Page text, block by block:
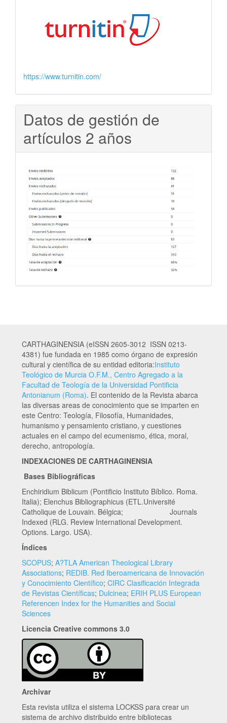
https://www.turnitin.com/
Datos de gestión de
artículos 2 años
CARTHAGINENSIA (eISSN 2605-3012 ISSN 0213-
4381) fue fundada en 1985 como órgano de expresión
cultural y científica de su entidad editoria:Instituto
Teológico de Murcia O.F.M., Centro Agregado a la
Facultad de Teología de la Universidad Pontificia
Antonianum (Roma). El contenido de la Revista abarca
las diversas areas de conocimiento que se imparten en
este Centro: Teología, Filosofía, Humanidades,
humanismo y pensamiento cristiano, y cuestiones
actuales en el campo del ecumenismo, ética, moral,
derecho, antropología.
INDEXACIONES DE CARTHAGINENSIA
Bases Bibliográficas
Enchiridium Biblicum (Pontificio Instituto Bíblico. Roma.
Italia); Elenchus Bibliographicus (ETL.Université
Catholique de Louvain. Bélgica; Journals
Indexed (RLG. Review International Development.
Options. Largo. USA).
Índices
SCOPUS; A?TLA American Theological Library
Associations; REDIB. Red Iberoamericana de Innovación
y Conocimiento Científico; CIRC Clasificación Integrada
de Revistas Científicas; Dulcinea; ERIH PLUS European
Referencen Index for the Humanities and Social
Sciences
Licencia Creative commons 3.0
Archivar
Esta revista utiliza el sistema LOCKSS para crear un
sistema de archivo distribuido entre bibliotecas